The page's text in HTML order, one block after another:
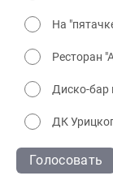
На
Ресторан
Диско-бар
ДК
Голосовать